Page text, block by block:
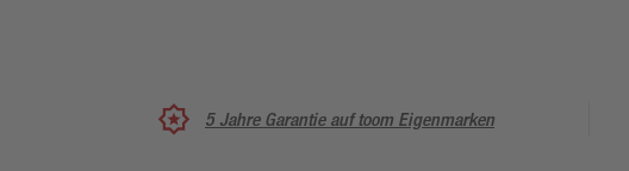
5 Jahre Garantie auf toom Eigenmarken